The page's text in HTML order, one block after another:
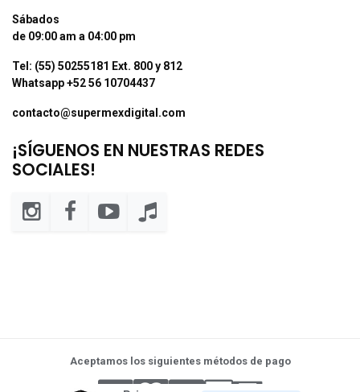
Sábados
de 09:00 am a 04:00 pm
Tel: (55) 50255181 Ext. 800 y 812
Whatsapp +52 56 10704437
contacto@supermexdigital.com
¡SÍGUENOS EN NUESTRAS REDES
SOCIALES!
Aceptamos los siguientes métodos de pago